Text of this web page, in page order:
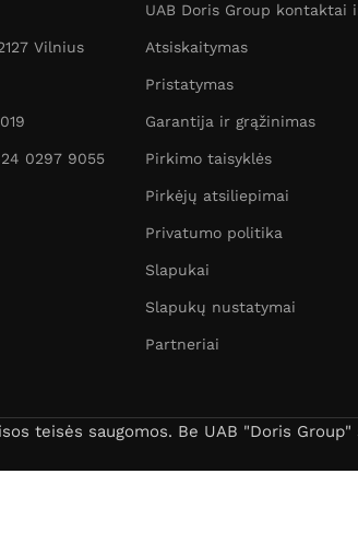
Vilnius
0297 9055
UAB Doris Group kontaktai
Atsiskaitymas
Pristatymas
Garantija ir grąžinimas
Pirkimo taisyklės
Pirkėjų atsiliepimai
Privatumo politika
Slapukai
Slapukų nustatymai
Partneriai
teisės saugomos. Be UAB "Doris